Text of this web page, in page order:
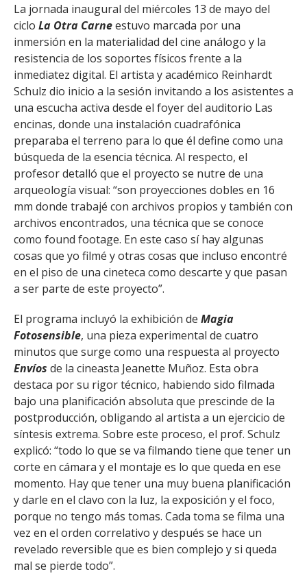
La jornada inaugural del miércoles 13 de mayo del
ciclo La Otra Carneestuvo marcada por una
inmersión en la materialidad del cine análogo y la
resistencia de los soportes físicos frente a la
inmediatez digital. El artista y académico Reinhardt
Schulz dio inicio a la sesión invitando a los asistentes a
una escucha activa desde el foyer del auditorio Las
encinas, donde una instalación cuadrafónica
preparaba el terreno para lo que él define como una
búsqueda de la esencia técnica. Al respecto, el
profesor detalló que el proyecto se nutre de una
arqueología visual: “son proyecciones dobles en 16
mm donde trabajé con archivos propios y también con
archivos encontrados, una técnica que se conoce
como found footage. En este caso sí hay algunas
cosas que yo filmé y otras cosas que incluso encontré
en el piso de una cineteca como descarte y que pasan
a ser parte de este proyecto”.
El programa incluyó la exhibición de Magia
Fotosensible, una pieza experimental de cuatro
minutos que surge como una respuesta al proyecto
Envíos de la cineasta Jeanette Muñoz. Esta obra
destaca por su rigor técnico, habiendo sido filmada
bajo una planificación absoluta que prescinde de la
postproducción, obligando al artista a un ejercicio de
síntesis extrema. Sobre este proceso, el prof. Schulz
explicó: “todo lo que se va filmando tiene que tener un
corte en cámara y el montaje es lo que queda en ese
momento. Hay que tener una muy buena planificación
y darle en el clavo con la luz, la exposición y el foco,
porque no tengo más tomas. Cada toma se filma una
vez en el orden correlativo y después se hace un
revelado reversible que es bien complejo y si queda
mal se pierde todo”.